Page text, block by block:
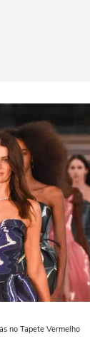
no Tapete Vermelho